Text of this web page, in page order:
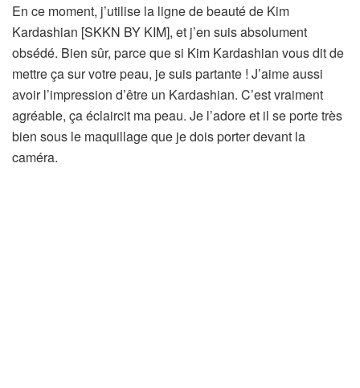
En ce moment, j’utilise la ligne de beauté de Kim
Kardashian [SKKN BY KIM], et j’en suis absolument
obsédé. Bien sûr, parce que si Kim Kardashian vous dit de
mettre ça sur votre peau, je suis partante ! J’aime aussi
avoir l’impression d’être un Kardashian. C’est vraiment
agréable, ça éclaircit ma peau. Je l’adore et il se porte très
bien sous le maquillage que je dois porter devant la
caméra.